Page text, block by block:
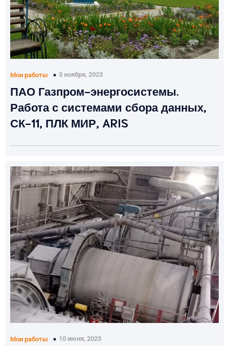
Мои работы 3 ноября, 2023
ПАО Газпром-энергосистемы.
Работа с системами сбора данных,
СК-11, ПЛК МИР, ARIS
Мои работы 10 июня, 2023